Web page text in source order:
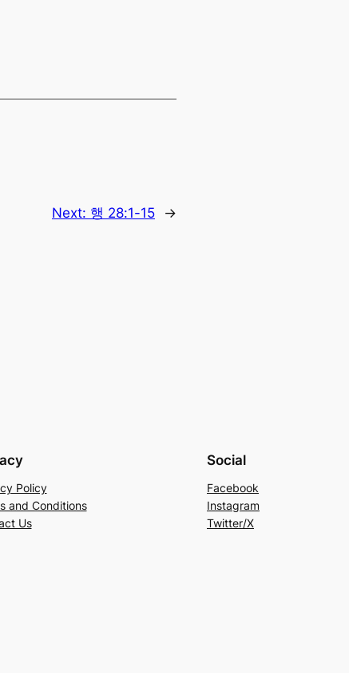
Next: 행 28:1-15 →
Policy
and Conditions
Us
Social
Facebook
Instagram
Twitter/X